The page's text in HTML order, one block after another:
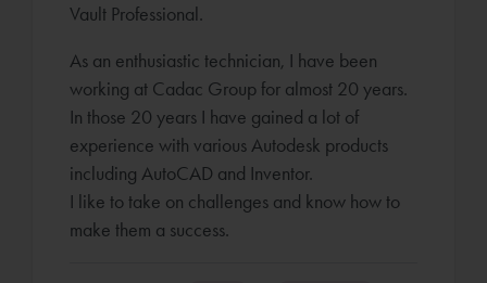
Vault Professional.
As an enthusiastic technician, I have been
working at Cadac Group for almost 20 years.
In those 20 years I have gained a lot of
experience with various Autodesk products
including AutoCAD and Inventor.
I like to take on challenges and know how to
make them a success.